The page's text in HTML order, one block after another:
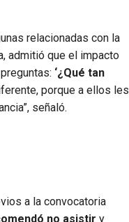
relacionadas con la
admitió que el impacto
‘¿Qué tan
porque a ellos les
señaló.
a la convocatoria
no asistir y